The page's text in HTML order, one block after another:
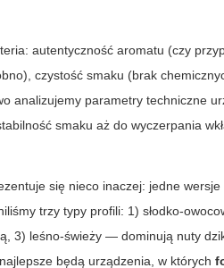
autentyczność aromatu (czy
czystość smaku (brak
analizujemy parametry techniczne
smaku aż do wyczerpania
się nieco inaczej: jedne
trzy typy profili: 1) słodko-
3) leśno-świeży — dominują nuty
będą urządzenia, w których